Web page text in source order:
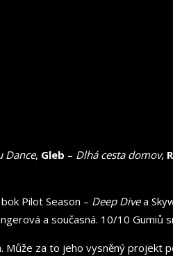
Dance, Gleb – Dlhá cesta domov,
Pilot Season – Deep Divea
a současná. 10/10 Gumiů
za to jeho vysněný projekt